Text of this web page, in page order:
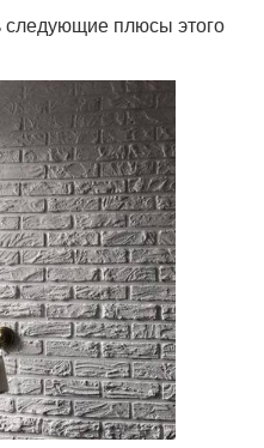
следующие плюсы этого